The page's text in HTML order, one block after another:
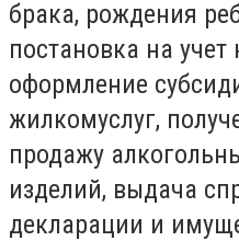
брака, рождения
постановка на
оформление
жилкомуслуг,
продажу
изделий, выдача
декларации и